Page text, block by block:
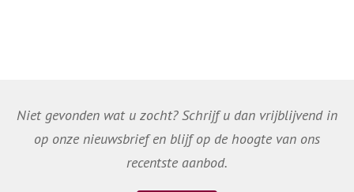
Niet gevonden wat u zocht? Schrijf u dan vrijblijvend in
op onze nieuwsbrief en blijf op de hoogte van ons
recentste aanbod.